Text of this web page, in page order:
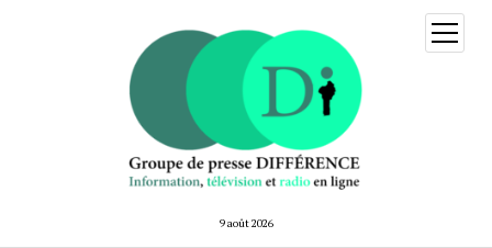
9 août 2026
ouvrir
menu